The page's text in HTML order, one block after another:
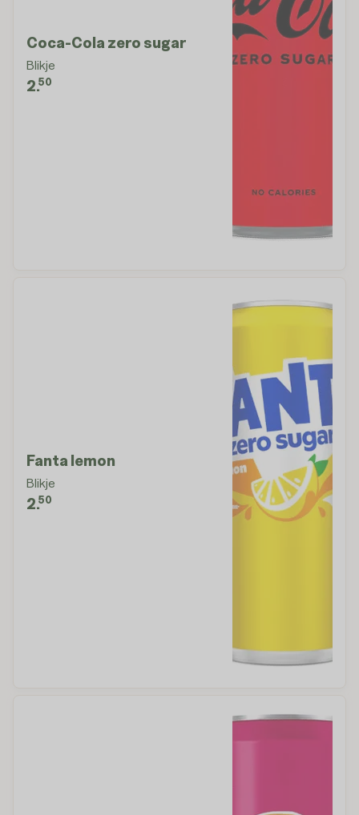
Coca-Cola zero sugar
Blikje
2.50
Fanta lemon
Blikje
2.50